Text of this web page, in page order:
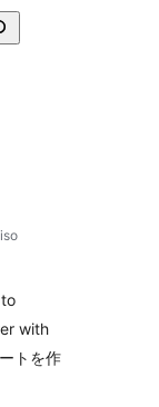
with
トを作